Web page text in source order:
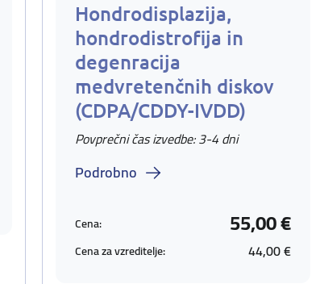
Hondrodisplazija,
hondrodistrofija in
degenracija
medvretenčnih diskov
(CDPA/CDDY-IVDD)
Povprečni čas izvedbe: 3-4 dni
Podrobno
Cena: 55,00 €
Cena za vzreditelje: 44,00 €